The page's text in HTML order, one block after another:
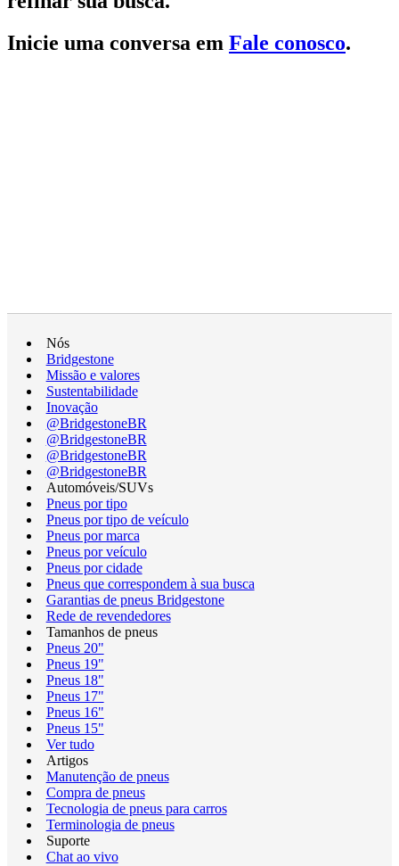
Inicie uma conversa em Fale conosco.
Nós
Bridgestone
Missão e valores
Sustentabilidade
Inovação
@BridgestoneBR
@BridgestoneBR
@BridgestoneBR
@BridgestoneBR
Automóveis/SUVs
Pneus por tipo
Pneus por tipo de veículo
Pneus por marca
Pneus por veículo
Pneus por cidade
Pneus que correspondem à sua busca
Garantias de pneus Bridgestone
Rede de revendedores
Tamanhos de pneus
Pneus 20"
Pneus 19"
Pneus 18"
Pneus 17"
Pneus 16"
Pneus 15"
Ver tudo
Artigos
Manutenção de pneus
Compra de pneus
Tecnologia de pneus para carros
Terminologia de pneus
Suporte
Chat ao vivo